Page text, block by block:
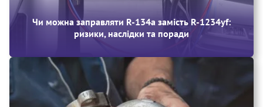
Чи можна заправляти R‑134a замість R‑1234yf:
ризики, наслідки та поради